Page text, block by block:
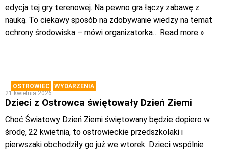
edycja tej gry terenowej. Na pewno gra łączy zabawę z
nauką. To ciekawy sposób na zdobywanie wiedzy na temat
ochrony środowiska – mówi organizatorka… Read more »
OSTROWIEC
WYDARZENIA
21 kwietnia 2026
Dzieci z Ostrowca świętowały Dzień Ziemi
Choć Światowy Dzień Ziemi świętowany będzie dopiero w
środę, 22 kwietnia, to ostrowieckie przedszkolaki i
pierwszaki obchodziły go już we wtorek. Dzieci wspólnie